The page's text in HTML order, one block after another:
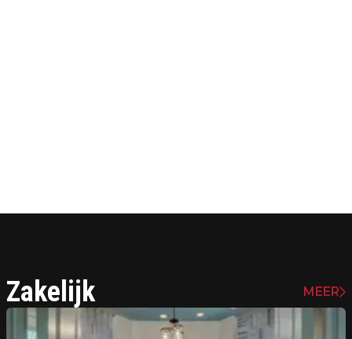
Zakelijk MEER